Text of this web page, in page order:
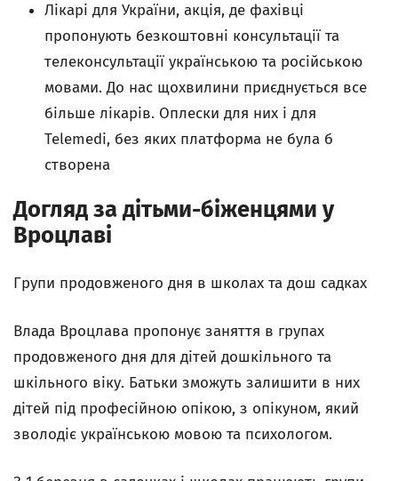
Лікарі для України, акція, де фахівці
пропонують безкоштовні консультації та
телеконсультації українською та російською
мовами. До нас щохвилини приєднується все
більше лікарів. Оплески для них і для
Telemedi, без яких платформа не була б
створена
Догляд за дітьми-біженцями у
Вроцлаві
Групи продовженого дня в школах та дош садках
Влада Вроцлава пропонує заняття в групах
продовженого дня для дітей дошкільного та
шкільного віку. Батьки зможуть залишити в них
дітей під професійною опікою, з опікуном, який
зволодіє українською мовою та психологом.